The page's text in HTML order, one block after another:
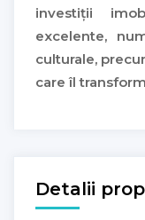
investiții
excelente,
culturale,
care îl
Detalii